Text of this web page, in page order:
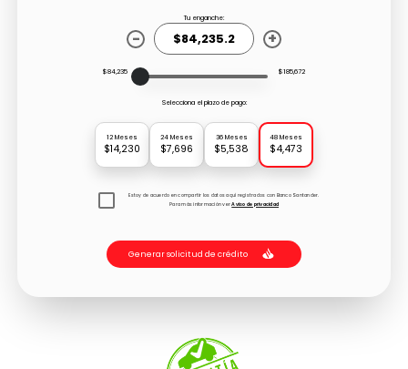
Tu enganche:
- +
$84,235 $185,672
Selecciona el plazo de pago:
12 Meses
$14,230
24 Meses
$7,696
36 Meses
$5,538
48 Meses
$4,473
Estoy de acuerdo en compartir los datos aquí registrados con Banco Santander.
Para más información verAviso de privacidad
Generar solicitud de crédito